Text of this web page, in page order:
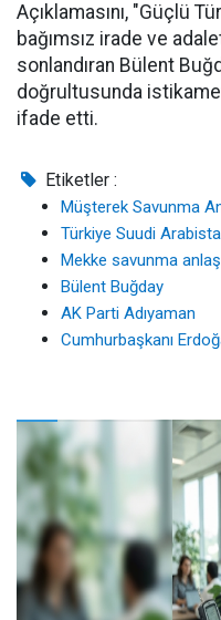
Açıklamasını, "Güçlü
bağımsız irade ve
sonlandıran Bülent
doğrultusunda
ifade etti.
Etiketler :
Müşterek Savunma
Türkiye Suudi
Mekke savunma
Bülent Buğday
AK Parti Adıyaman
Cumhurbaşkanı